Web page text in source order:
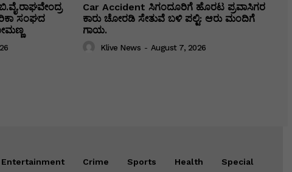
ಸಂಘದ
Car Accident ಸಿಗಂದೂರಿಗೆ ಹೊರಟ ಪ್ರವಾಸಿಗರ
ಕಾರು ಚೋರಡಿ ಸೇತುವೆ ಬಳಿ ಪಲ್ಟಿ: ಆರು ಮಂದಿಗೆ
ಗಾಯ.
Klive News - August 7, 2026
Entertainment Crime Sports Health Special